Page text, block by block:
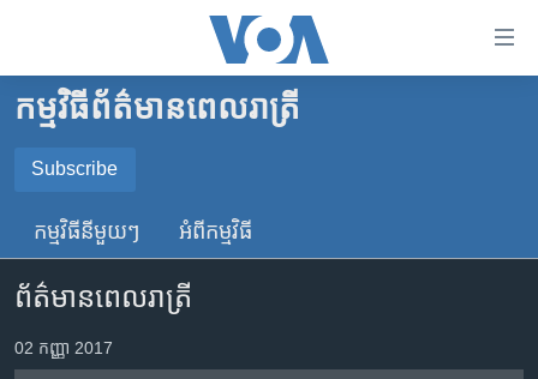
គេហទំព័រ​
ទាក់ទង
រំលង​
ទំព័រ​
ព័ត៌មាន​​
តែ​
ម្តង
កម្ពុជា
អន្តរជាតិ
ចិន
ហេឡូវីអូអេ
កម្ពុជាច្នៃប្រតិដ្ឋ
កម្មវិធី​ព័ត៌មាន​ពេលរាត្រី
Subscribe
SUBSCRIBE
YouTube Music
កម្មវិធី​នីមួយៗ អំពី​កម្មវិធី​
ព័ត៌មានពេលរាត្រី
02 កញ្ញា 2017